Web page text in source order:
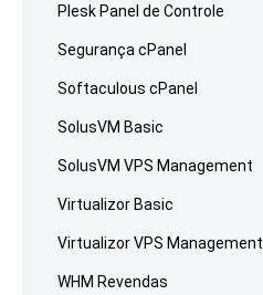
Plesk Panel de Controle
Segurança cPanel
Softaculous cPanel
SolusVM Basic
SolusVM VPS Management
Virtualizor Basic
Virtualizor VPS Management
WHM Revendas